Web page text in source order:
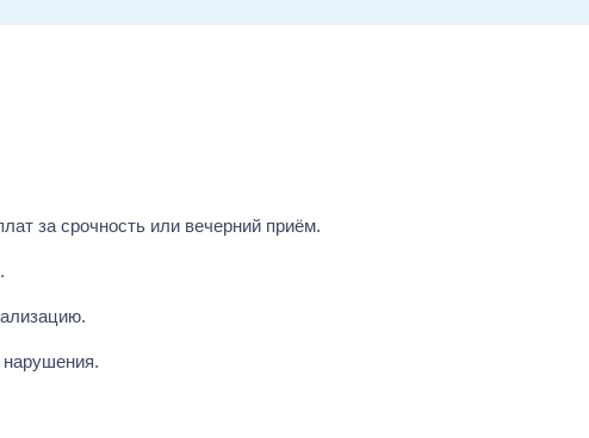
за срочность или вечерний приём.